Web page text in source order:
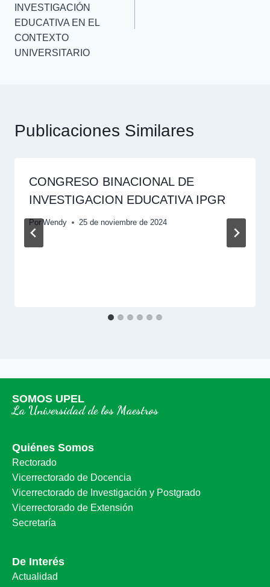
INVESTIGACIÓN
EDUCATIVA EN EL
CONTEXTO
UNIVERSITARIO
Publicaciones Similares
CONGRESO BINACIONAL DE
INVESTIGACION EDUCATIVA IPGR
Por Wendy 25 de noviembre de 2024
SOMOS UPEL
La Universidad de los Maestros
Quiénes Somos
Rectorado
Vicerrectorado de Docencia
Vicerrectorado de Investigación y Postgrado
Vicerrectorado de Extensión
Secretaría
De Interés
Actualidad